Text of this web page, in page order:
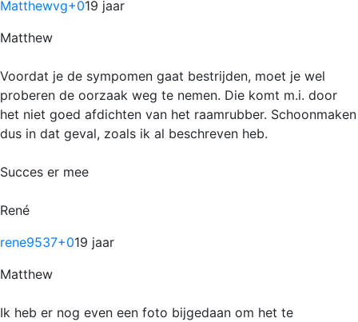
Matthewvg+019 jaar
Matthew
Voordat je de sympomen gaat bestrijden, moet je wel
proberen de oorzaak weg te nemen. Die komt m.i. door
het niet goed afdichten van het raamrubber. Schoonmaken
dus in dat geval, zoals ik al beschreven heb.
Succes er mee
René
rene9537+019 jaar
Matthew
Ik heb er nog even een foto bijgedaan om het te